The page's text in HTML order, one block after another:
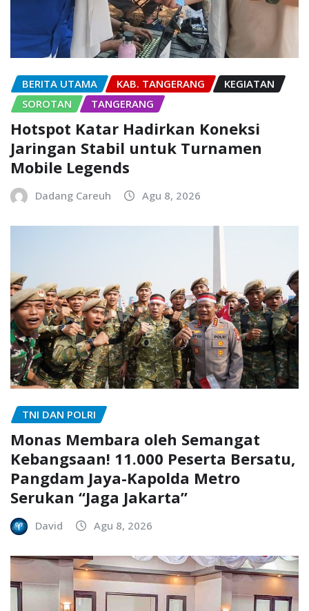
BERITA UTAMA KAB. TANGERANG
KEGIATAN
SOROTAN
TANGERANG
Hotspot Katar Hadirkan Koneksi
Jaringan Stabil untuk Turnamen
Mobile Legends
Dadang Careuh Agu 8, 2026
TNI DAN POLRI
Monas Membara oleh Semangat
Kebangsaan! 11.000 Peserta Bersatu,
Pangdam Jaya-Kapolda Metro
Serukan “Jaga Jakarta”
David Agu 8, 2026